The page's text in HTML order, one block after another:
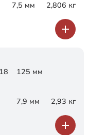
7,5 мм 2,806 кг
125 мм
7,9 мм 2,93 кг